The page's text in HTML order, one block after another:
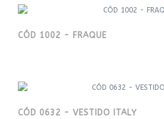
CÓD 1002 - FRAQUE
CÓD 0632 - VESTIDO ITALY